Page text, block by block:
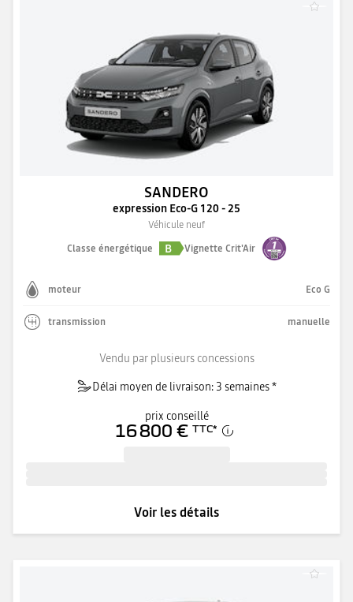
SANDERO
expression Eco-G 120 - 25
Véhicule neuf
Classe énergétique
B Vignette Crit'Air
moteur Eco G
transmission manuelle
Vendu par plusieurs concessions
Délai moyen de livraison: 3 semaines *
prix conseillé
16 800 € TTC*
Voir les détails